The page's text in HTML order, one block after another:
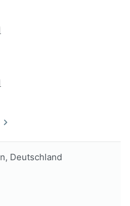
Deutschland